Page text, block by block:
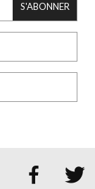
S'ABONNER
 